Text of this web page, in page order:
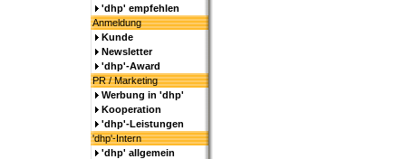
'dhp' empfehlen
Anmeldung
Kunde
Newsletter
'dhp'-Award
PR / Marketing
Werbung in 'dhp'
Kooperation
'dhp'-Leistungen
'dhp'-Intern
'dhp' allgemein